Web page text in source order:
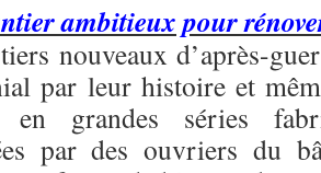
ambitieux pour
nouveaux d’après-
par leur histoire et
en grandes séries
par des ouvriers du